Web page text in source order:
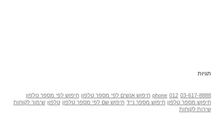
תגיות
03-617-8888
012
phone חיפוש אנשים לפי מספר טלפון חיפוש לפי מספר טלפון
חיפוש מספר טלפון חיפוש מספר נייד חיפוש שם לפי מספר טלפון טלפון שימור לקוחות
שירות לקוחות